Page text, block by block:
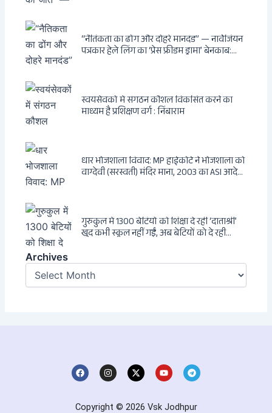
“नैतिकता का ढोंग और दोहरे मानदंड” — नार्वेजियन
पत्रकार हेले लिंग का ‘प्रेस फ्रीडम ड्रामा’ बेनकाब:
स्वयंसेवकों में संगठन कौशल विकसित करने का
माध्यम है प्रशिक्षण वर्ग : निंबाराम
धार भोजशाला विवाद: MP हाईकोर्ट ने भोजशाला को
वाग्देवी (सरस्वती) मंदिर माना, 2003 का ASI आदेश
गुरुकुल में 1300 बेटियों को शिक्षा दे रहीं ‘दाताश्री’
खुद कभी स्कूल नहीं गईं, अब बेटियों को दे रही
Archives
Archives
F
a
c
b
o
I
n
s
a
g
X
-
t
i
t
Y
o
u
u
b
T
e
l
r
Copyright © 2026 Vsk Jodhpur